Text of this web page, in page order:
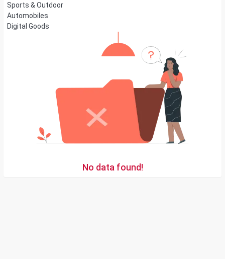
Sports & Outdoor
Automobiles
Digital Goods
No data found!